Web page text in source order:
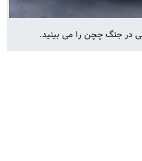
در جنگ چچن را می بینید.